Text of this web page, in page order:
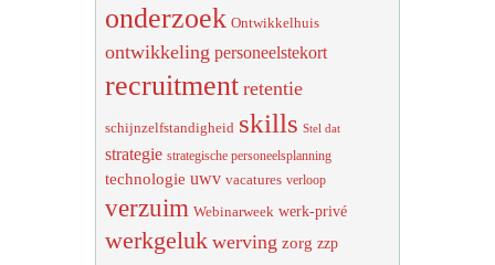
onderzoek Ontwikkelhuis
ontwikkeling personeelstekort
recruitment retentie
schijnzelfstandigheid skills Stel dat
strategie strategische personeelsplanning
technologie uwv vacatures verloop
verzuim Webinarweek werk-privé
werkgeluk werving zorg zzp